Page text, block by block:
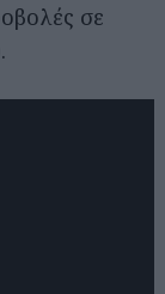
σε